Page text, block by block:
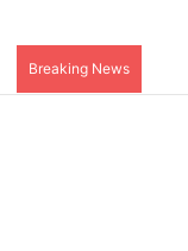
Breaking News